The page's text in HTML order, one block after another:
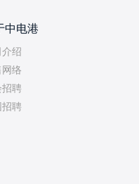
中电港
绍
络
招聘
招聘